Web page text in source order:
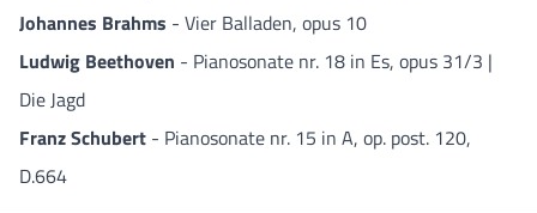
Johannes Brahms - Vier Balladen, opus 10
Ludwig Beethoven - Pianosonate nr. 18 in Es, opus 31/3 |
Die Jagd
Franz Schubert - Pianosonate nr. 15 in A, op. post. 120,
D.664